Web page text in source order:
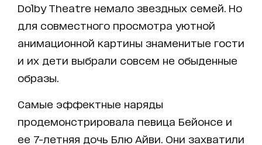
Dolby Theatre немало звездных семей. Но
для совместного просмотра уютной
анимационной картины знаменитые гости
и их дети выбрали совсем не обыденные
образы.
Самые эффектные наряды
продемонстрировала певица Бейонсе и
ее 7-летняя дочь Блю Айви. Они захватили